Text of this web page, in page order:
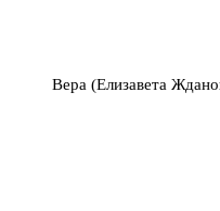
Вера (Елизавета